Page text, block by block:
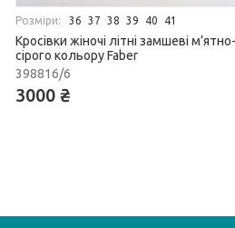
Розміри: 36 37 38 39 40 41
Кросівки жіночі літні замшеві м’ятно-
сірого кольору Faber
398816/6
3000 ₴